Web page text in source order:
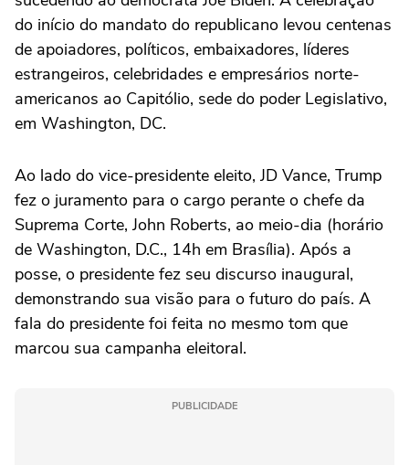
do início do mandato do republicano levou centenas
de apoiadores, políticos, embaixadores, líderes
estrangeiros, celebridades e empresários norte-
americanos ao Capitólio, sede do poder Legislativo,
em Washington, DC.
Ao lado do vice-presidente eleito, JD Vance, Trump
fez o juramento para o cargo perante o chefe da
Suprema Corte, John Roberts, ao meio-dia (horário
de Washington, D.C., 14h em Brasília). Após a
posse, o presidente fez seu discurso inaugural,
demonstrando sua visão para o futuro do país. A
fala do presidente foi feita no mesmo tom que
marcou sua campanha eleitoral.
PUBLICIDADE